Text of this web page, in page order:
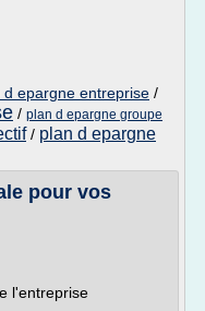
epargne entreprise /
/ plan d epargne groupe
/ plan d epargne
pour vos
l'entreprise